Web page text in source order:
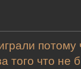
потому
того что не